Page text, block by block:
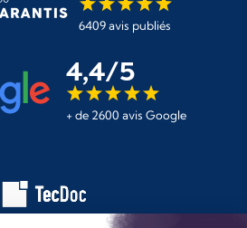
6409 avis publiés
4,4/5
+ de 2600 avis Google